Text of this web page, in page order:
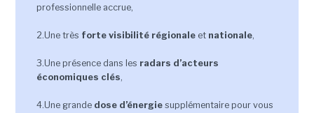
professionnelle accrue,
2.Une très forte visibilité régionale et nationale,
3.Une présence dans les radars d’acteurs
économiques clés,
4.Une grande dose d’énergie supplémentaire pour vous